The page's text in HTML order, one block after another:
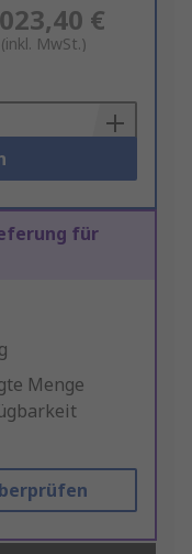
€
(inkl. MwSt.)
für
Menge